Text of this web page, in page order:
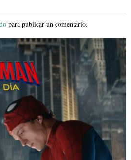
para publicar un comentario.